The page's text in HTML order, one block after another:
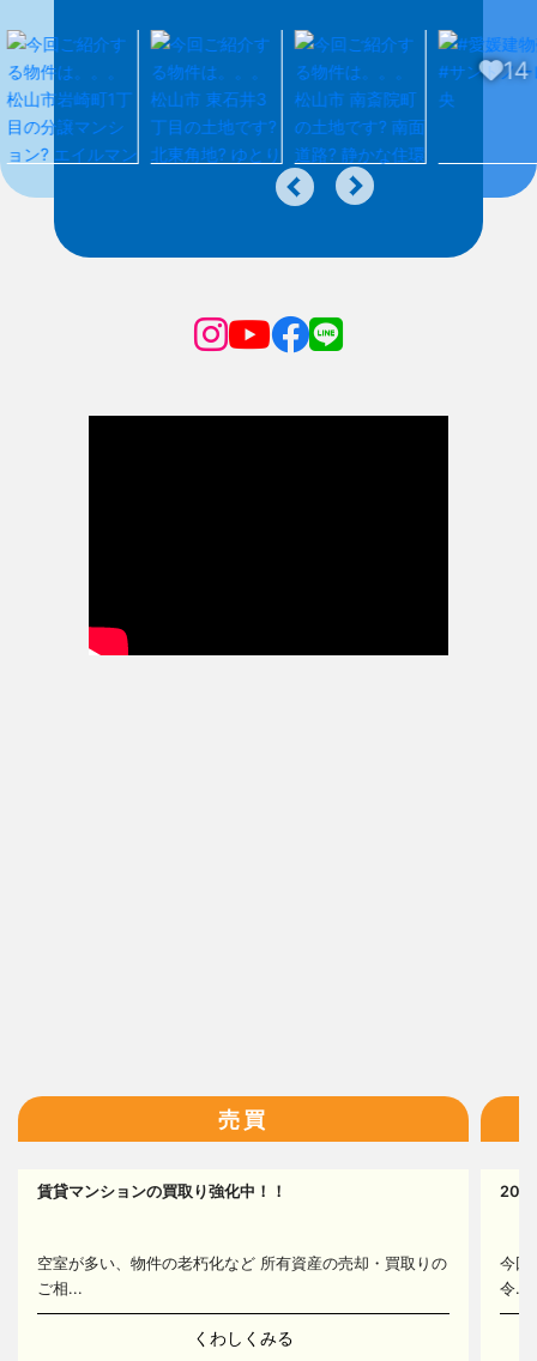
17
14
売買
賃貸マンションの買取り強化中！！
空室が多い、物件の老朽化など 所有資産の売却・買取りの
ご相...
くわしくみる
今回
令...